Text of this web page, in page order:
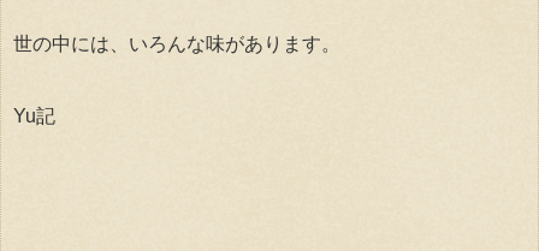
世の中には、いろんな味があります。
Yu記